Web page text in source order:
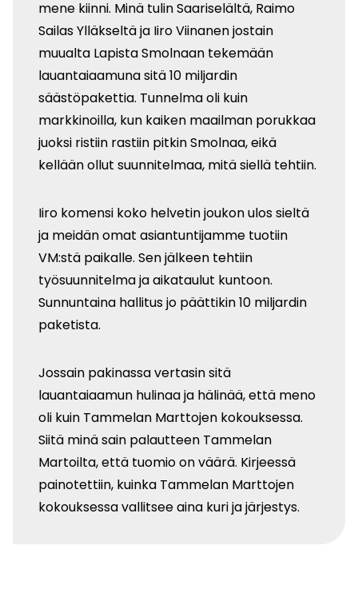
mene kiinni. Minä tulin Saariselältä, Raimo
Sailas Ylläkseltä ja Iiro Viinanen jostain
muualta Lapista Smolnaan tekemään
lauantai­aamuna sitä 10 miljardin
säästöpakettia. Tunnelma oli kuin
markkinoilla, kun kaiken maailman porukkaa
juoksi ristiin rastiin pitkin Smolnaa, eikä
kellään ollut suunnitelmaa, mitä siellä tehtiin.
Iiro komensi koko helvetin joukon ulos sieltä
ja meidän omat asiantuntijamme tuotiin
VM:stä paikalle. Sen jälkeen tehtiin
työsuunnitelma ja aikataulut kuntoon.
Sunnuntaina hallitus jo päättikin 10 miljardin
paketista.
Jossain pakinassa vertasin sitä
lauantaiaamun hulinaa ja hälinää, että meno
oli kuin Tammelan Marttojen kokouksessa.
Siitä minä sain palautteen Tammelan
Martoilta, että tuomio on väärä. Kirjeessä
painotettiin, kuinka Tammelan Marttojen
kokouksessa vallitsee aina kuri ja järjestys.